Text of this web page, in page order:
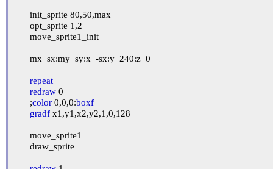
repeat
redraw 0
	;
color 0,0,0:boxf
gradf x1,y1,x2,y2,1,0,128